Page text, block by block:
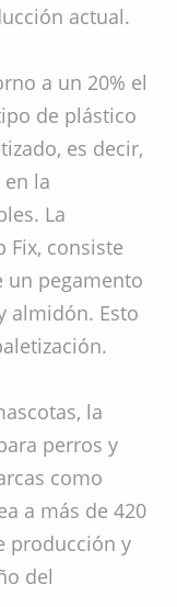
actual.
a un 20% el
de plástico
es decir,
la
La
Fix, consiste
un pegamento
almidón. Esto
la
perros y
como
a más de 420
producción y
del